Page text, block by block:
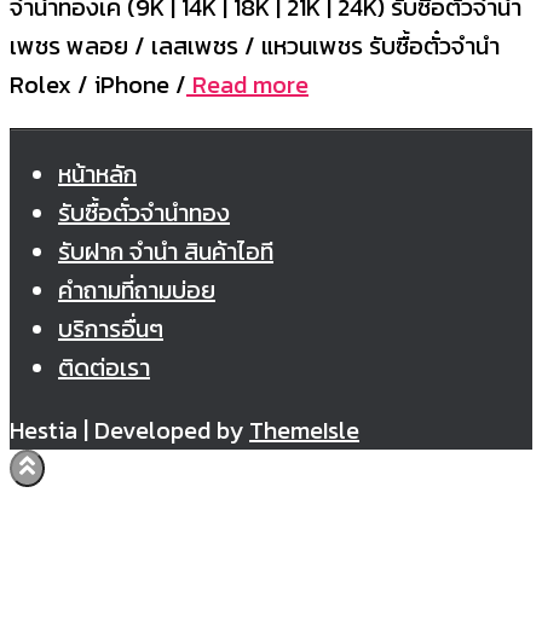
เพชร พลอย / เลสเพชร / แหวนเพชร รับซื้อตั๋วจำนำ
Rolex / iPhone / Read more
หน้าหลัก
รับซื้อตั๋วจำนำทอง
รับฝาก จำนำ สินค้าไอที
คำถามที่ถามบ่อย
บริการอื่นๆ
ติดต่อเรา
Hestia | Developed by ThemeIsle